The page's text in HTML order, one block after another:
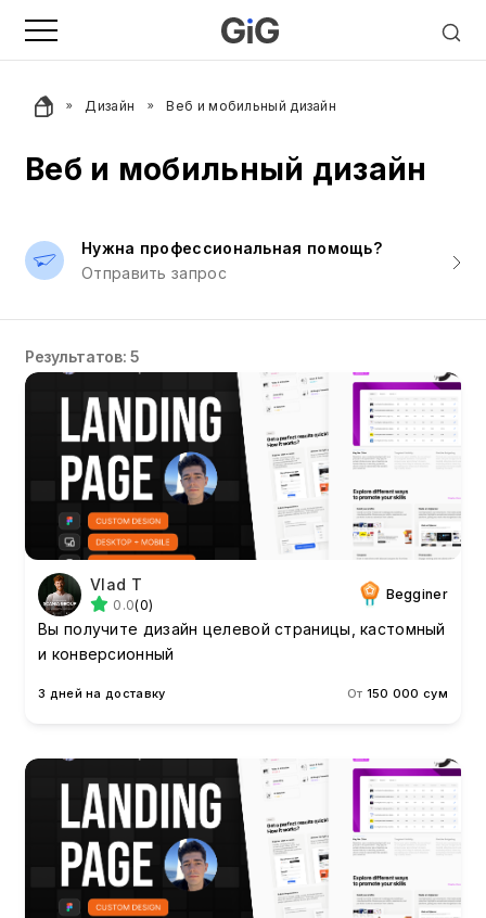
Дизайн Веб и мобильный дизайн
Веб и мобильный дизайн
Нужна профессиональная помощь?
Отправить запрос
Результатов: 5
Vlad T
0.0(0)
Begginer
Вы получите дизайн целевой страницы, кастомный
и конверсионный
3 дней на доставку От 150 000 сум